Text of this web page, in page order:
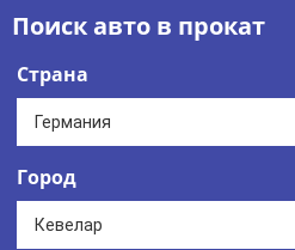
Поиск авто в прокат
Страна
Город